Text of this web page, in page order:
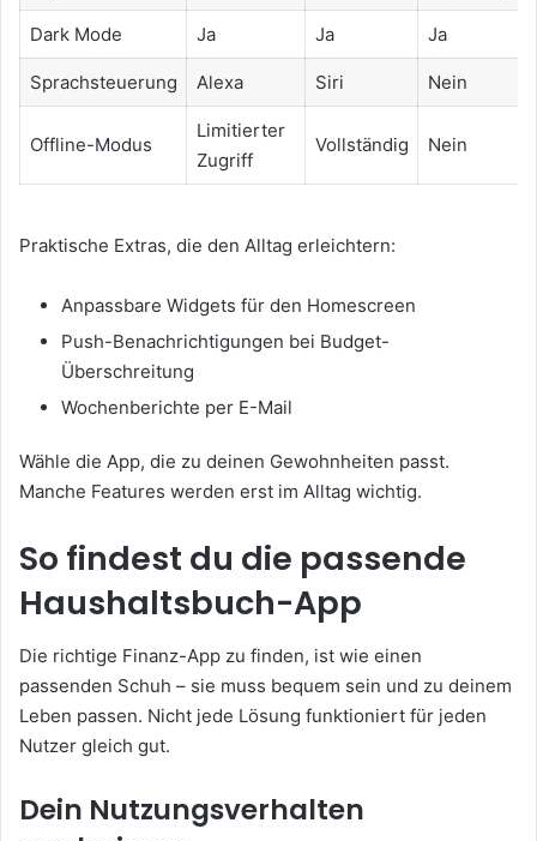
Dark Mode Ja Ja Ja
Sprachsteuerung Alexa Siri Nein
Offline-Modus
Limitierter
Zugriff
Vollständig Nein
Praktische Extras, die den Alltag erleichtern:
Anpassbare Widgets für den Homescreen
Push-Benachrichtigungen bei Budget-
Überschreitung
Wochenberichte per E-Mail
Wähle die App, die zu deinen Gewohnheiten passt.
Manche Features werden erst im Alltag wichtig.
So findest du die passende
Haushaltsbuch-App
Die richtige Finanz-App zu finden, ist wie einen
passenden Schuh – sie muss bequem sein und zu deinem
Leben passen. Nicht jede Lösung funktioniert für jeden
Nutzer gleich gut.
Dein Nutzungsverhalten